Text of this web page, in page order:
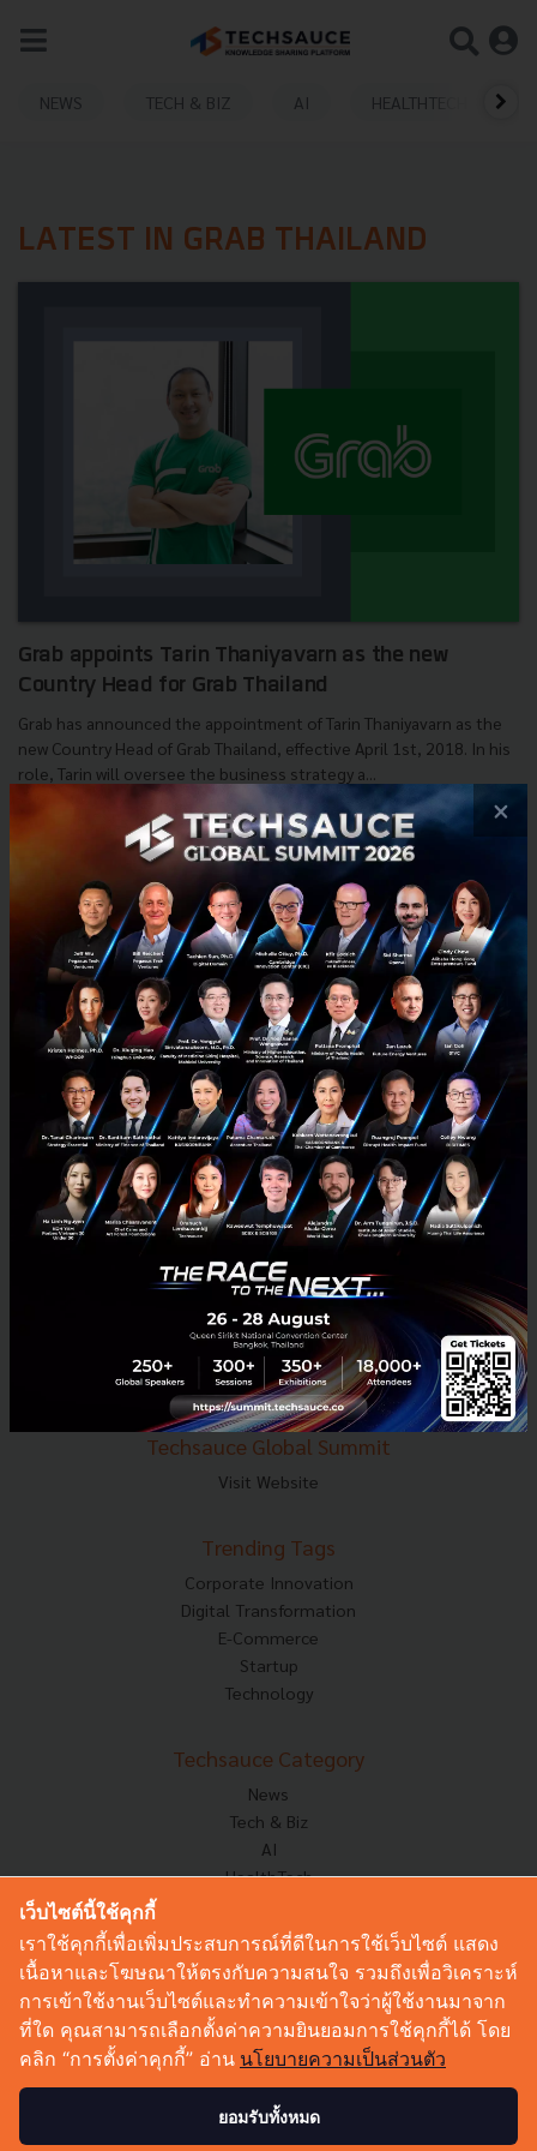
NEWS TECH & BIZ AI HEALTHTECH
LATEST IN GRAB THAILAND
Grab appoints Tarin Thaniyavarn as the new
Country Head for Grab Thailand
Grab has announced the appointment of Tarin Thaniyavarn as the
new Country Head of Grab Thailand, effective April 1st, 2018. In his
role, Tarin will oversee the business strategy a...
Techsauce Team
Grab Grab Thailand
E-mail :contact@techsauce.co
Tel : 02-001-5375
Mobile : 06-4658-9500
Techsauce Media
About Techsauce
Techsauce Services
Privacy Policy
ส่งบทความ
Techsauce Global Summit
Visit Website
Trending Tags
Corporate Innovation
Digital Transformation
E-Commerce
Startup
Technology
Techsauce Category
News
Tech & Biz
AI
HealthTech
Corp Innov
Saucy Thoughts
Sustainable
Videos
Podcast
×
เว็บไซต์นี้ใช้คุกกี้
เราใช้คุกกี้เพื่อเพิ่มประสบการณ์ที่ดีในการใช้เว็บไซต์ แสดง
เนื้อหาและโฆษณาให้ตรงกับความสนใจ รวมถึงเพื่อวิเคราะห์
การเข้าใช้งานเว็บไซต์และทำความเข้าใจว่าผู้ใช้งานมาจาก
ที่ใด คุณสามารถเลือกตั้งค่าความยินยอมการใช้คุกกี้ได้ โดย
คลิก “การตั้งค่าคุกกี้” อ่าน นโยบายความเป็นส่วนตัว
ยอมรับทั้งหมด